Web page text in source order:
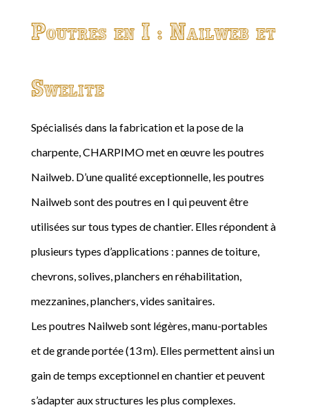
Poutres en I : Nailweb et
Swelite
Spécialisés dans la fabrication et la pose de la
charpente, CHARPIMO met en œuvre les poutres
Nailweb. D’une qualité exceptionnelle, les poutres
Nailweb sont des poutres en I qui peuvent être
utilisées sur tous types de chantier. Elles répondent à
plusieurs types d’applications : pannes de toiture,
chevrons, solives, planchers en réhabilitation,
mezzanines, planchers, vides sanitaires.
Les poutres Nailweb sont légères, manu-portables
et de grande portée (13 m). Elles permettent ainsi un
gain de temps exceptionnel en chantier et peuvent
s’adapter aux structures les plus complexes.